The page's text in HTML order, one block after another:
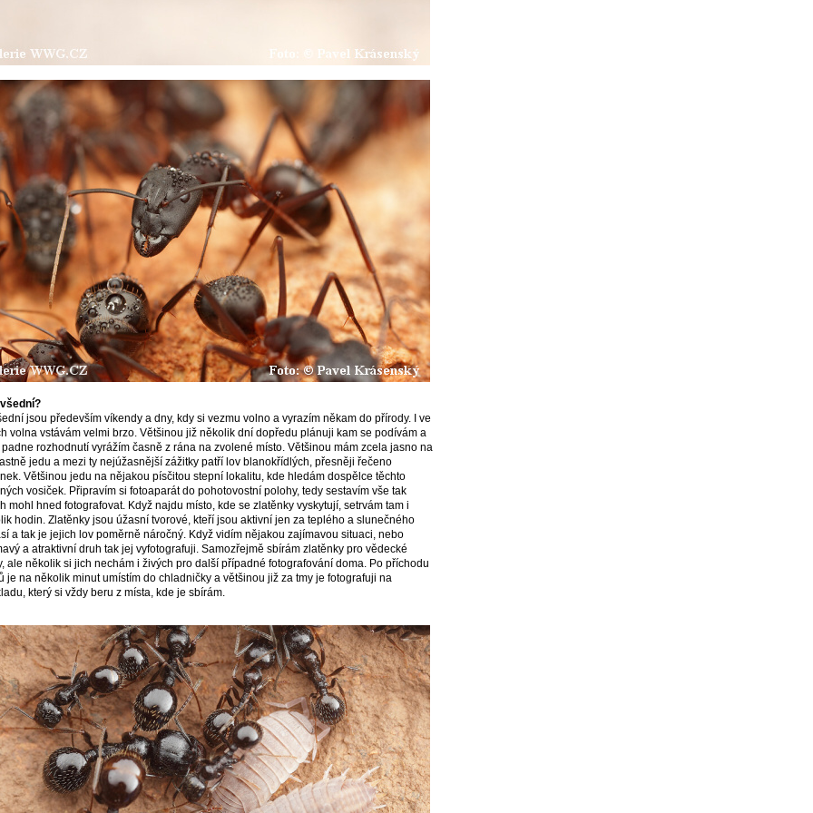
jsou především víkendy a dny, kdy si vezmu volno a vyrazím někam do přírody. I ve
volna vstávám velmi brzo. Většinou již několik dní dopředu plánuji kam se podívám a
rozhodnutí vyrážím časně z rána na zvolené místo. Většinou mám zcela jasno na
jedu a mezi ty nejúžasnější zážitky patří lov blanokřídlých, přesněji řečeno
Většinou jedu na nějakou písčitou stepní lokalitu, kde hledám dospělce těchto
vosiček. Připravím si fotoaparát do pohotovostní polohy, tedy sestavím vše tak
mohl hned fotografovat. Když najdu místo, kde se zlatěnky vyskytují, setrvám tam i
hodin. Zlatěnky jsou úžasní tvorové, kteří jsou aktivní jen za teplého a slunečného
a tak je jejich lov poměrně náročný. Když vidím nějakou zajímavou situaci, nebo
a atraktivní druh tak jej vyfotografuji. Samozřejmě sbírám zlatěnky pro vědecké
ale několik si jich nechám i živých pro další případné fotografování doma. Po příchodu
je na několik minut umístím do chladničky a většinou již za tmy je fotografuji na
který si vždy beru z místa, kde je sbírám.